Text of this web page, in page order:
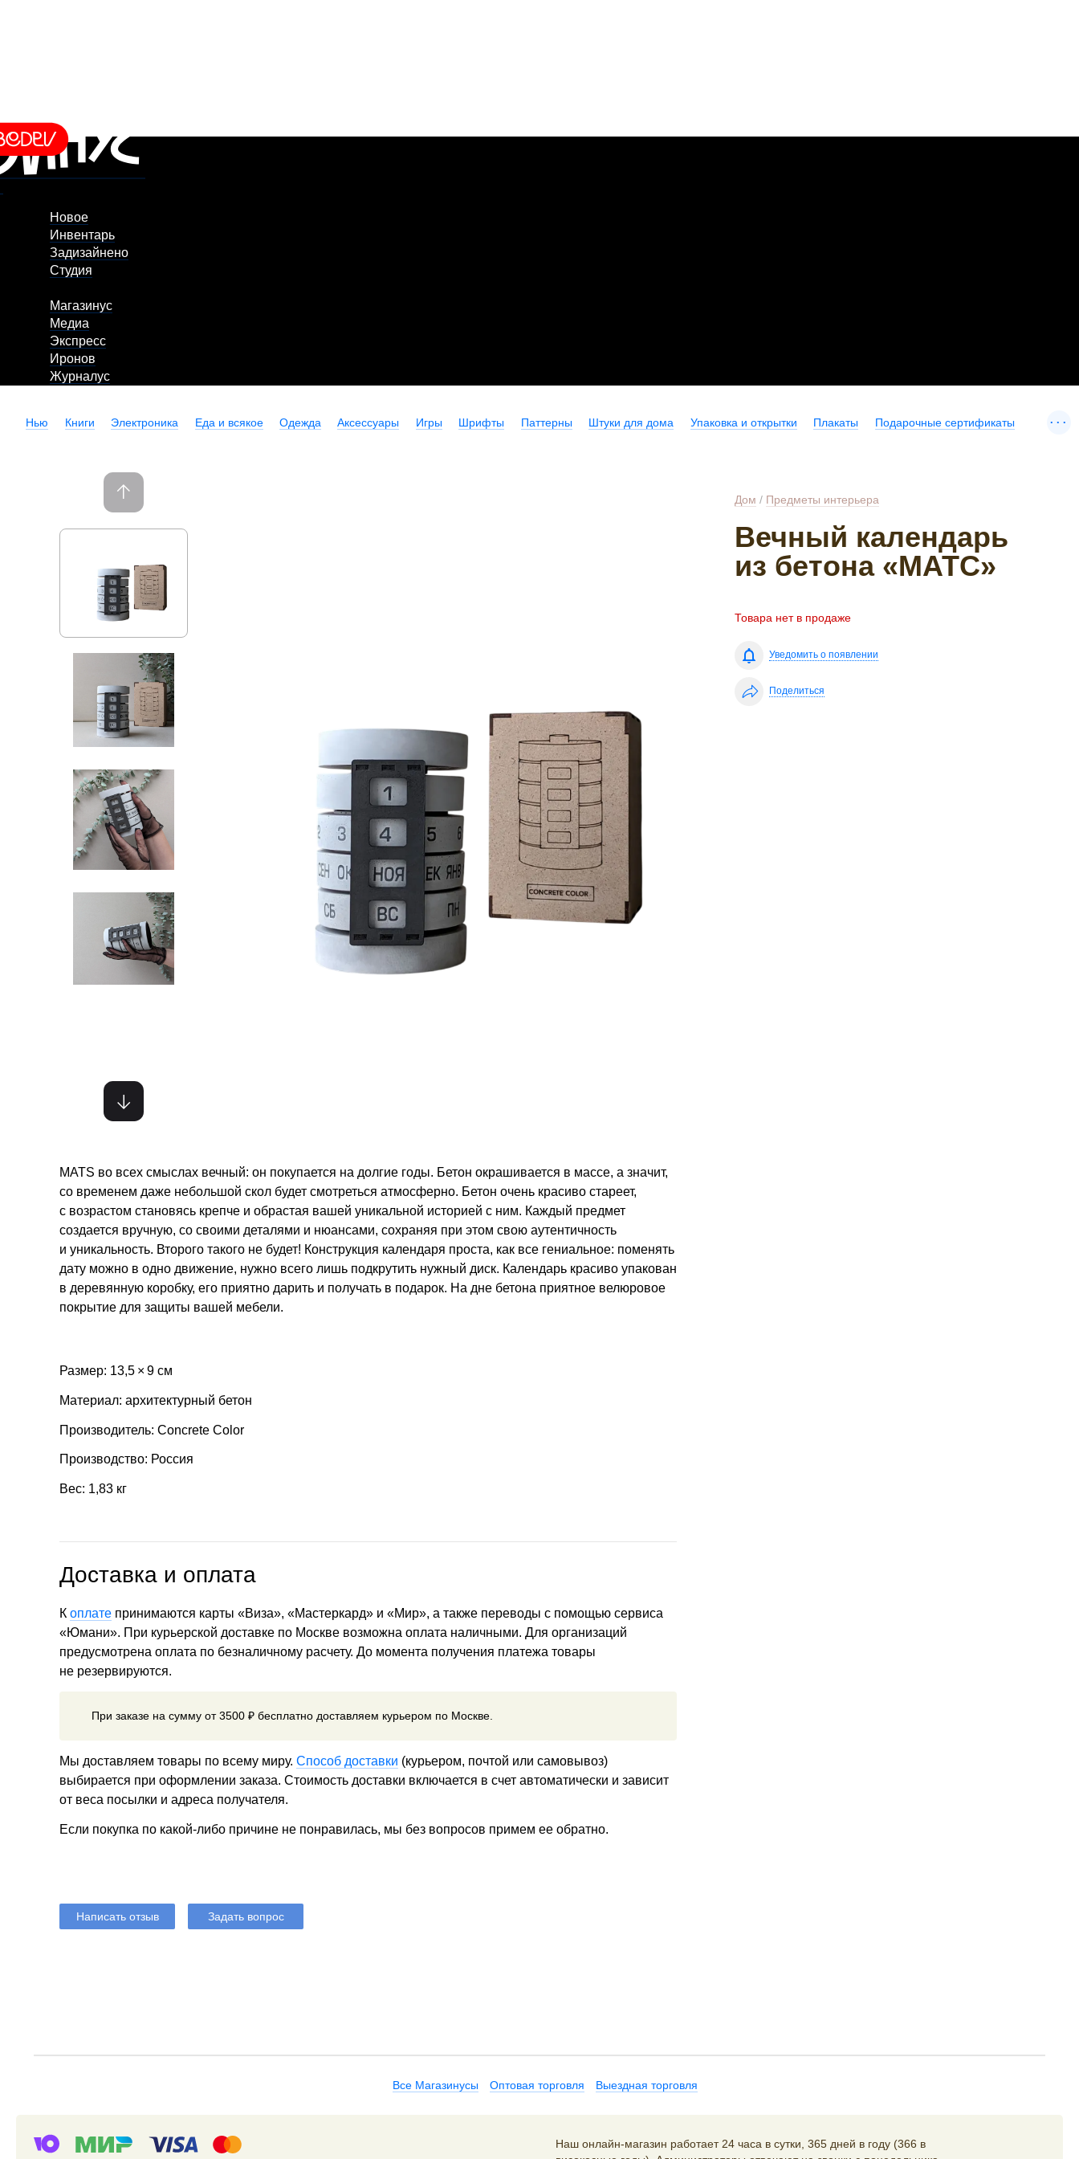
Новое
Инвентарь
Задизайнено
Студия
Магазинус
Медиа
Экспресс
Иронов
Журналус
Нью Книги Электроника Еда и всякое Одежда Аксессуары Игры Шрифты Паттерны Штуки для дома Упаковка и открытки Плакаты Подарочные сертификаты ...
Дом / Предметы интерьера
Вечный календарь
из бетона «МАТС»
Товара нет в продаже
Уведомить о появлении
Поделиться
MATS во всех смыслах вечный: он покупается на долгие годы. Бетон окрашивается в массе, а значит,
со временем даже небольшой скол будет смотреться атмосферно. Бетон очень красиво стареет,
с возрастом становясь крепче и обрастая вашей уникальной историей с ним. Каждый предмет
создается вручную, со своими деталями и нюансами, сохраняя при этом свою аутентичность
и уникальность. Второго такого не будет! Конструкция календаря проста, как все гениальное: поменять
дату можно в одно движение, нужно всего лишь подкрутить нужный диск. Календарь красиво упакован
в деревянную коробку, его приятно дарить и получать в подарок. На дне бетона приятное велюровое
покрытие для защиты вашей мебели.
Размер: 13,5 × 9 см
Материал: архитектурный бетон
Производитель: Concrete Color
Производство: Россия
Вес: 1,83 кг
Доставка и оплата
К оплате принимаются карты «Виза», «Мастеркард» и «Мир», а также переводы с помощью сервиса
«Юмани». При курьерской доставке по Москве возможна оплата наличными. Для организаций
предусмотрена оплата по безналичному расчету. До момента получения платежа товары
не резервируются.
При заказе на сумму от 3500 ₽ бесплатно доставляем курьером по Москве.
Мы доставляем товары по всему миру. Способ доставки (курьером, почтой или самовывоз)
выбирается при оформлении заказа. Стоимость доставки включается в счет автоматически и зависит
от веса посылки и адреса получателя.
Если покупка по какой-либо причине не понравилась, мы без вопросов примем ее обратно.
Написать отзыв Задать вопрос
Все Магазинусы Оптовая торговля Выездная торговля
Наш онлайн-магазин работает 24 часа в сутки, 365 дней в году (366 в